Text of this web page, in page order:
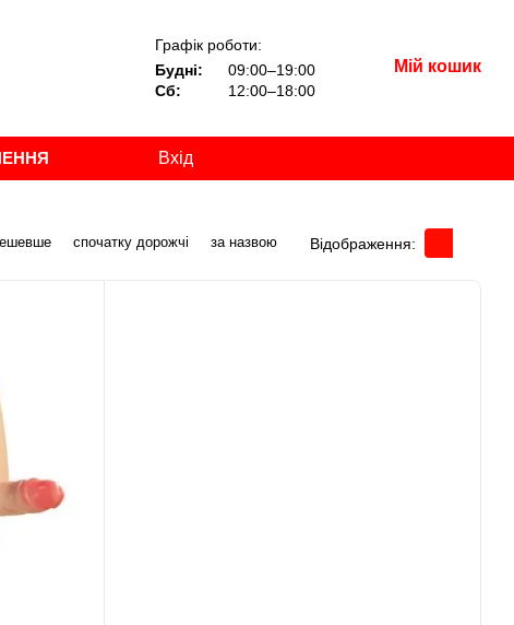
Графік роботи:
Будні:
09:00–19:00
Сб:
12:00–18:00
Мій кошик
Вхід
спочатку дорожчі за назвою Відображення: